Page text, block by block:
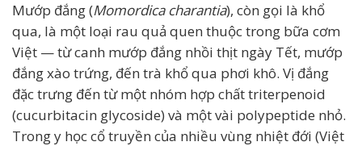
Mướp đắng (Momordica charantia), còn gọi là khổ
qua, là một loại rau quả quen thuộc trong bữa cơm
Việt — từ canh mướp đắng nhồi thịt ngày Tết, mướp
đắng xào trứng, đến trà khổ qua phơi khô. Vị đắng
đặc trưng đến từ một nhóm hợp chất triterpenoid
(cucurbitacin glycoside) và một vài polypeptide nhỏ.
Trong y học cổ truyền của nhiều vùng nhiệt đới (Việt